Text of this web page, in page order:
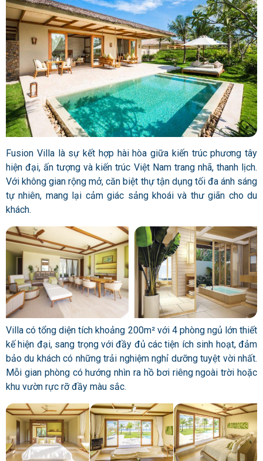
Fusion Villa là sự kết hợp hài hòa giữa kiến trúc phương tây
hiện đại, ấn tượng và kiến trúc Việt Nam trang nhã, thanh lịch.
Với không gian rộng mở, căn biệt thự tận dụng tối đa ánh sáng
tự nhiên, mang lại cảm giác sảng khoái và thư giãn cho du
khách.
Villa có tổng diện tích khoảng 200m² với 4 phòng ngủ lớn thiết
kế hiện đại, sang trọng với đầy đủ các tiện ích sinh hoạt, đảm
bảo du khách có những trải nghiệm nghỉ dưỡng tuyệt vời nhất.
Mỗi gian phòng có hướng nhìn ra hồ bơi riêng ngoài trời hoặc
khu vườn rực rỡ đầy màu sắc.